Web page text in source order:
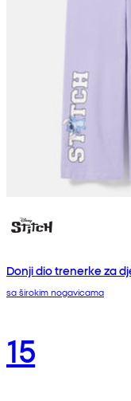
Donji dio trenerke za
sa širokim nogavicama
15